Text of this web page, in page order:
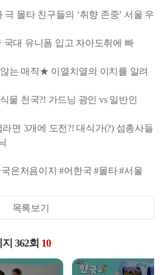
몰타 친구들의 ‘취향 존중’ 서울 우
대 유니폼 입고 자아도취에 빠
는 매직★ 이열치열의 이치를 알려
물 천국?! 가드닝 광인 vs 일반인
면 3개에 도전?! 대식가(?) 섬총사들
은처음이지 #어한국 #몰타 #서울
목록보기
362회 10